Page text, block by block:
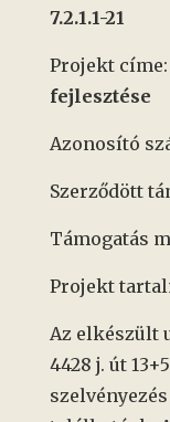
7.2.1.1-21
Projekt címe:
fejlesztése
Azonosító
Szerződött
Támogatás
Projekt
Az elkészült
4428 j. út